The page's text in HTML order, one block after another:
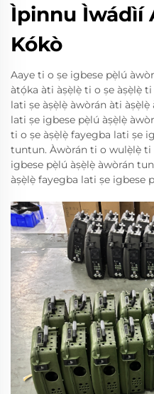
Ìpinnu Ìwádìí
Kókò
Aaye ti o ṣe igbese pẹ̀lú
àtọ́ka àti àṣẹ̀lẹ̀ ti o ṣe àṣẹ̀lẹ̀
lati ṣe àṣẹ̀lẹ̀ àwòrán àti
lati ṣe igbese pẹ̀lú àṣẹ̀lẹ̀
ti o ṣe àṣẹ̀lẹ̀ fayegba lati ṣe
tuntun. Àwòrán ti o wulẹ̀lẹ̀ ti
igbese pẹ̀lú àṣẹ̀lẹ̀ àwòrán
àṣẹ̀lẹ̀ fayegba lati ṣe igbese